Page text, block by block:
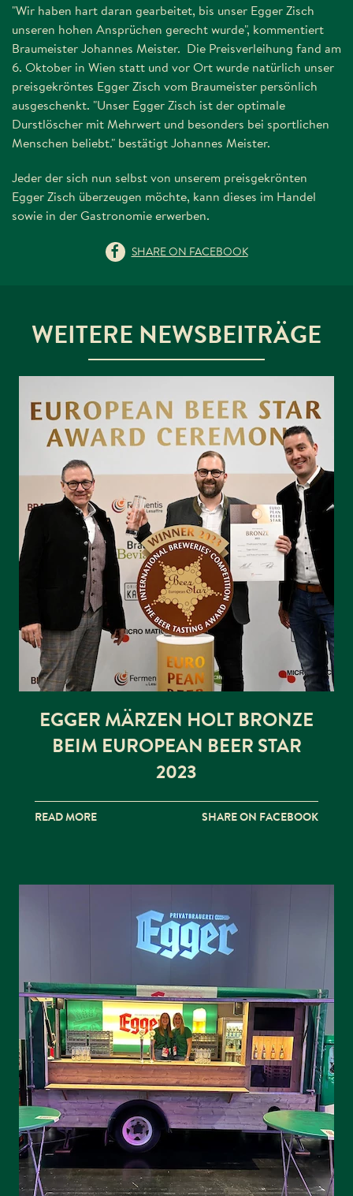
"Wir haben hart daran gearbeitet, bis unser Egger Zisch
unseren hohen Ansprüchen gerecht wurde", kommentiert
Braumeister Johannes Meister. Die Preisverleihung fand am
6. Oktober in Wien statt und vor Ort wurde natürlich unser
preisgekröntes Egger Zisch vom Braumeister persönlich
ausgeschenkt. "Unser Egger Zisch ist der optimale
Durstlöscher mit Mehrwert und besonders bei sportlichen
Menschen beliebt." bestätigt Johannes Meister.
Jeder der sich nun selbst von unserem preisgekrönten
Egger Zisch überzeugen möchte, kann dieses im Handel
sowie in der Gastronomie erwerben.
SHARE ON FACEBOOK
WEITERE NEWSBEITRÄGE
EGGER MÄRZEN HOLT BRONZE
BEIM EUROPEAN BEER STAR
2023
READ MORE SHARE ON FACEBOOK